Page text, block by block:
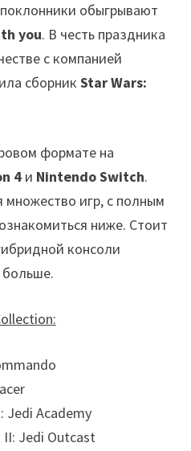
обыгрывают
you. В честь праздника
с компанией
сборник Star Wars:
формате на
4 и Nintendo Switch.
множество игр, с полным
ниже. Стоит
консоли
больше.
Jedi Academy
II: Jedi Outcast